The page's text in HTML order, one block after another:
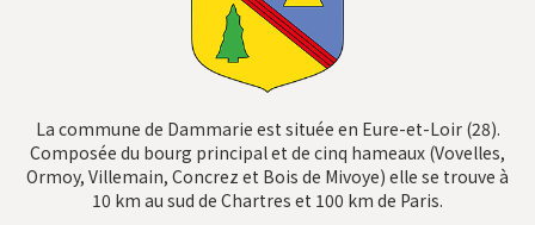
La commune de Dammarie est située en Eure-et-Loir (28).
Composée du bourg principal et de cinq hameaux (Vovelles,
Ormoy, Villemain, Concrez et Bois de Mivoye) elle se trouve à
10 km au sud de Chartres et 100 km de Paris.